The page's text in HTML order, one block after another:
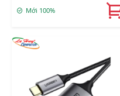
Mới 100%